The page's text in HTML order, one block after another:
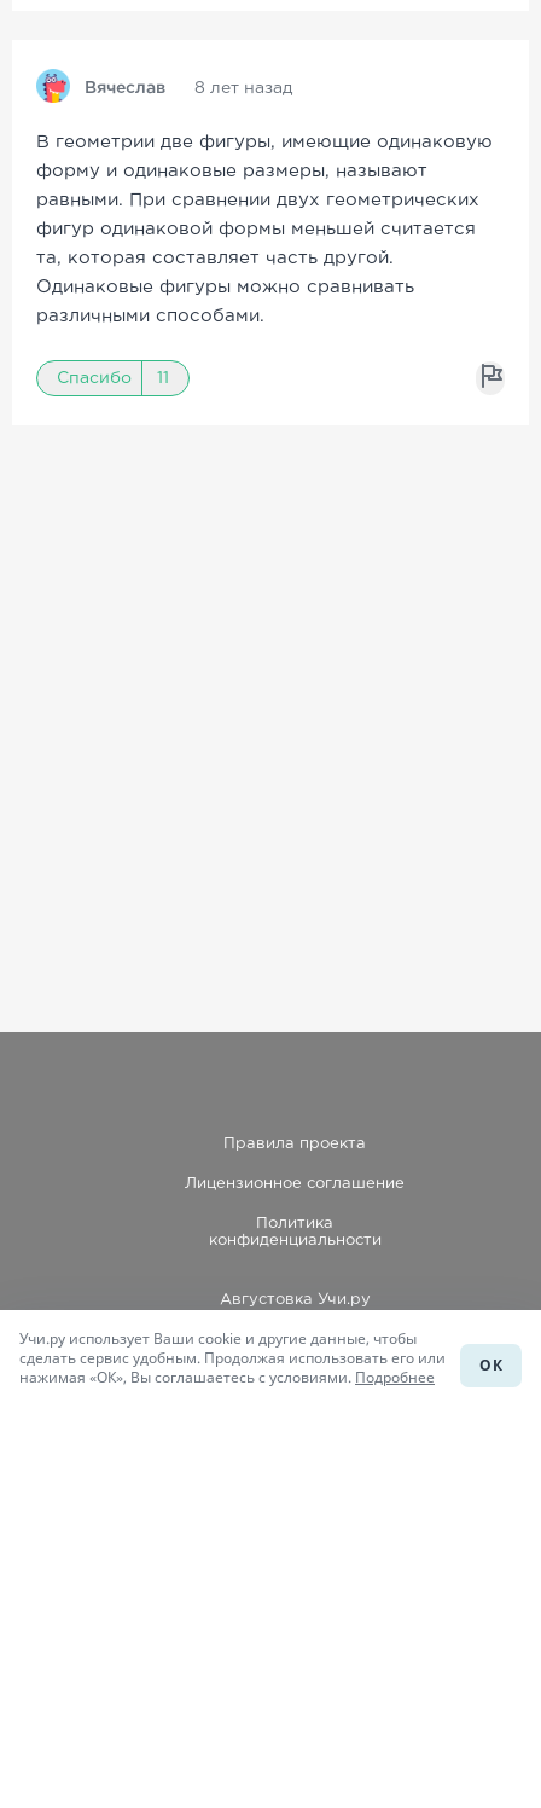
Вячеслав 8 лет назад
В геометрии две фигуры, имеющие одинаковую
форму и одинаковые размеры, называют
равными. При сравнении двух геометрических
фигур одинаковой формы меньшей считается
та, которая составляет часть другой.
Одинаковые фигуры можно сравнивать
различными способами.
Спасибо 11
Правила проекта
Лицензионное соглашение
Политика
конфиденциальности
Августовка Учи.ру
Каталог школ
Подготовка к уроку
Учи.ру использует Ваши cookie и другие данные, чтобы
сделать сервис удобным. Продолжая использовать его или
нажимая «ОК», Вы соглашаетесь с условиями. Подробнее
ОК